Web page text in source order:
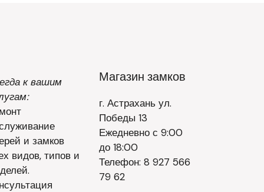
к вашим
и замков
видов, типов и
Магазин замков
г. Астрахань ул.
Победы 13
Ежедневно с 9:00
до 18:00
Телефон: 8 927 566
79 62